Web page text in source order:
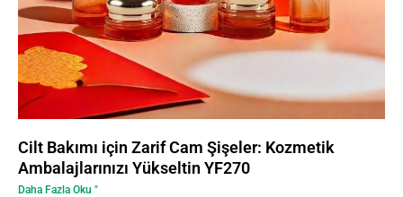
Cilt Bakımı için Zarif Cam Şişeler: Kozmetik
Ambalajlarınızı Yükseltin YF270
Daha Fazla Oku "